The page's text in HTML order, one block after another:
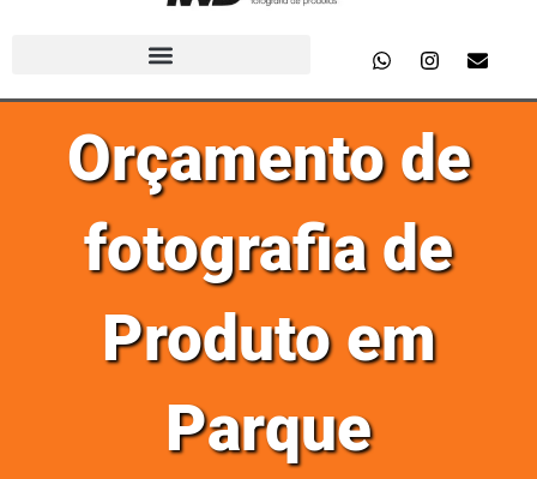
Orçamento de
fotografia de
Produto em
Parque